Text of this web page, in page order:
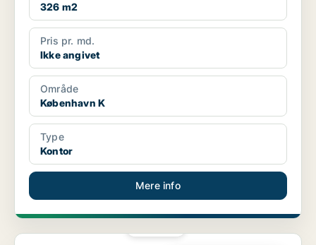
326 m2
Pris pr. md.
Ikke angivet
Område
København K
Type
Kontor
Mere info
Kontor i København K